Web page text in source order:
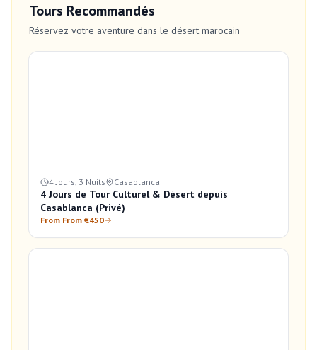
Tours Recommandés
Réservez votre aventure dans le désert marocain
4 Jours, 3 Nuits Casablanca
4 Jours de Tour Culturel & Désert depuis
Casablanca (Privé)
From From €450